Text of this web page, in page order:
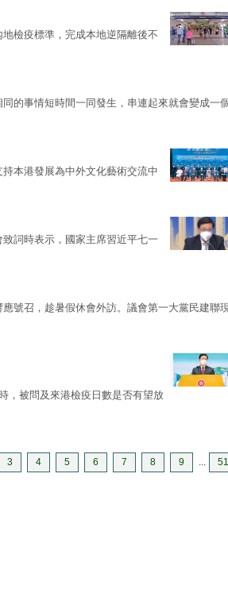
檢疫標準，完成本地逆隔離後不
的事情短時間一同發生，串連起來就會變成一
本港發展為中外文化藝術交流中
詞時表示，國家主席習近平七一
號召，趁暑假休會外訪。議會第一大黨民建聯
，被問及來港檢疫日數是否有望放
3 4 5 6 7 8 9 ... 51